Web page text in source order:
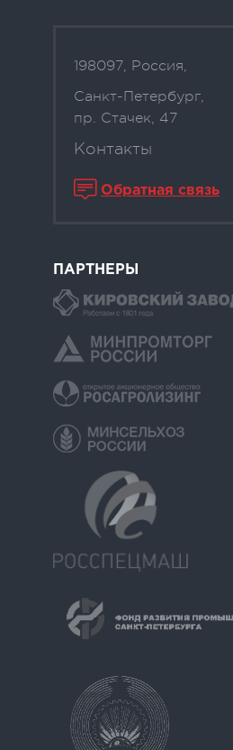
198097, Россия,
Санкт-Петербург,
пр. Стачек, 47
Контакты
Обратная связь
ПАРТНЕРЫ